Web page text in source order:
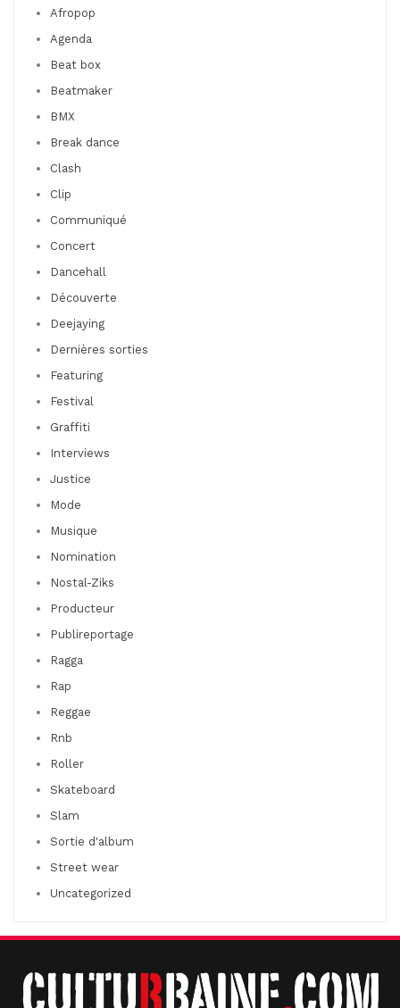
Afropop
Agenda
Beat box
Beatmaker
BMX
Break dance
Clash
Clip
Communiqué
Concert
Dancehall
Découverte
Deejaying
Dernières sorties
Featuring
Festival
Graffiti
Interviews
Justice
Mode
Musique
Nomination
Nostal-Ziks
Producteur
Publireportage
Ragga
Rap
Reggae
Rnb
Roller
Skateboard
Slam
Sortie d'album
Street wear
Uncategorized